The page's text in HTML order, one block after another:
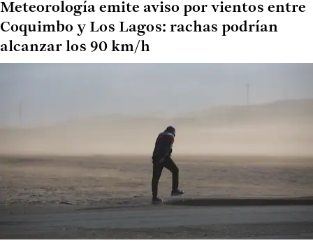
Meteorología emite aviso por vientos entre
Coquimbo y Los Lagos: rachas podrían
alcanzar los 90 km/h